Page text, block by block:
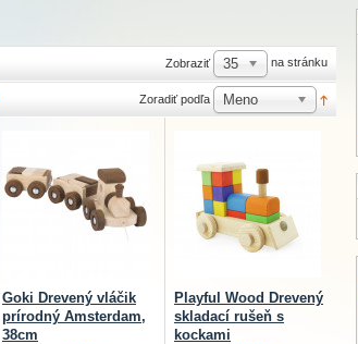
Zobraziť 35 na stránku
Zoradiť podľa Meno
Goki Drevený vláčik
prírodný Amsterdam,
38cm
Playful Wood Drevený
skladací rušeň s
kockami